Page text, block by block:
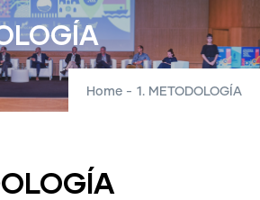
Home - 1. METODOLOGÍA